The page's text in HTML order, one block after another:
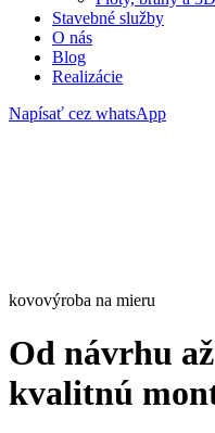
Stavebné služby
O nás
Blog
Realizácie
Napísať cez whatsApp
kovovýroba na mieru
Od návrhu
kvalitnú